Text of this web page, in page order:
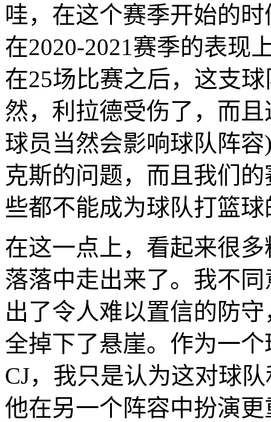
哇，在这个赛季开始的
在2020-2021赛季的表现
在25场比赛之后，这支
然，利拉德受伤了，而
球员当然会影响球队阵
克斯的问题，而且我们
些都不能成为球队打篮
在这一点上，看起来很
落落中走出来了。我不
出了令人难以置信的防
全掉下了悬崖。作为一
CJ，我只是认为这对球
他在另一个阵容中扮演